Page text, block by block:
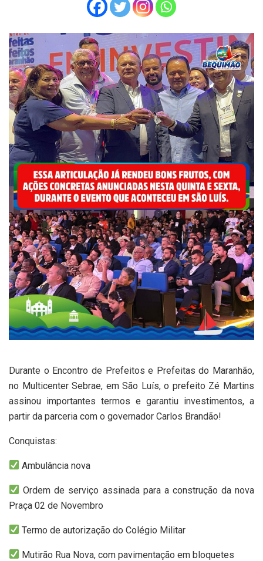
Durante o Encontro de Prefeitos e Prefeitas do Maranhão,
no Multicenter Sebrae, em São Luís, o prefeito Zé Martins
assinou importantes termos e garantiu investimentos, a
partir da parceria com o governador Carlos Brandão!
Conquistas:
Ambulância nova
Ordem de serviço assinada para a construção da nova
Praça 02 de Novembro
Termo de autorização do Colégio Militar
Mutirão Rua Nova, com pavimentação em bloquetes